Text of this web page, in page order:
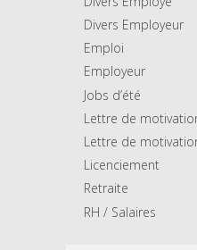
Divers Employeur
Emploi
Employeur
Jobs d’été
Lettre de
Lettre de
Licenciement
Retraite
RH / Salaires